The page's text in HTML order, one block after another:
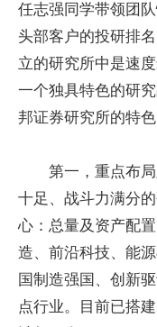
任志强同学带领团
头部客户的投研排
立的研究所中是速
一个独具特色的研
邦证券研究所的特色
第一，重点布
十足、战斗力满分
心：总量及资产配
造、前沿科技、能
国制造强国、创新
点行业。目前已搭